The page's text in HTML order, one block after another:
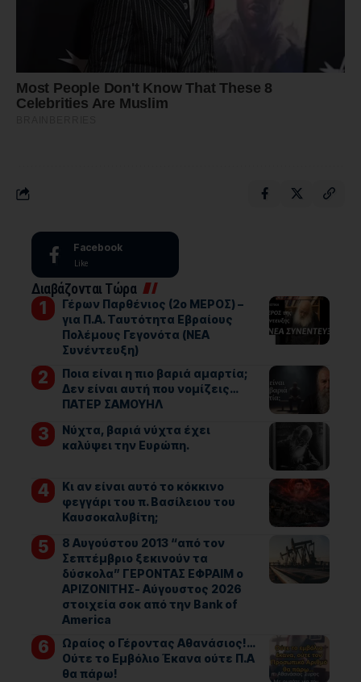
Facebook
Like
Διαβάζονται Τώρα
Γέρων Παρθένιος (2ο ΜΕΡΟΣ) –
για Π.Α. Ταυτότητα Εβραίους
Πολέμους Γεγονότα (ΝΕΑ
Συνέντευξη)
Ποια είναι η πιο βαριά αμαρτία;
Δεν είναι αυτή που νομίζεις…
ΠΑΤΕΡ ΣΑΜΟΥΗΛ
Νύχτα, βαριά νύχτα έχει
καλύψει την Ευρώπη.
Κι αν είναι αυτό το κόκκινο
φεγγάρι του π. Βασίλειου του
Καυσοκαλυβίτη;
8 Αυγούστου 2013 “από τον
Σεπτέμβριο ξεκινούν τα
δύσκολα” ΓΕΡΟΝΤΑΣ ΕΦΡΑΙΜ ο
ΑΡΙΖΟΝΙΤΗΣ- Αύγουστος 2026
στοιχεία σοκ από την Bank of
America
Ωραίος ο Γέροντας Αθανάσιος!…
Ούτε το Εμβόλιο Έκανα ούτε Π.Α
θα πάρω!